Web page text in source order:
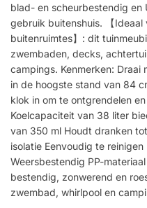
blad- en scheurbestendig
gebruik buitenshuis. 【Ideaal
buitenruimtes】: dit
zwembaden, decks,
campings. Kenmerken:
in de hoogste stand van 84
klok in om te ontgrendelen
Koelcapaciteit van 38 liter
van 350 ml Houdt dranken
isolatie Eenvoudig te
Weersbestendig PP-
bestendig, zonwerend en
zwembad, whirlpool en